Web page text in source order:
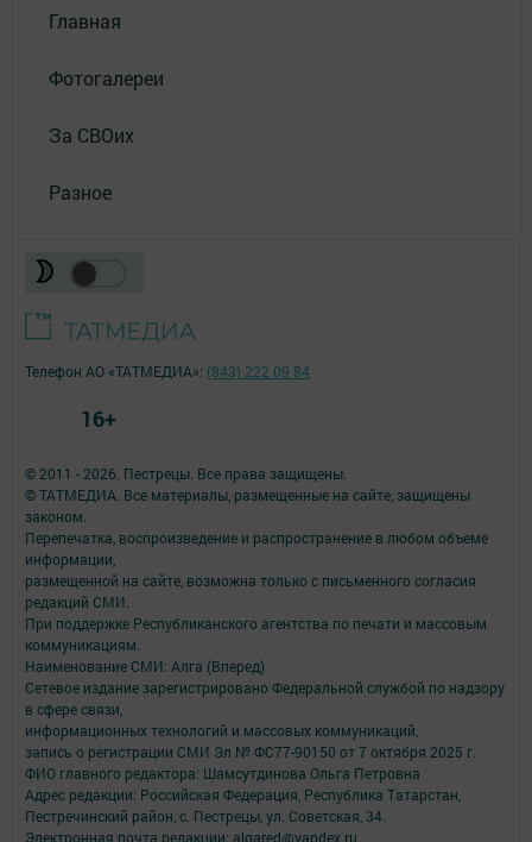
Главная
Фотогалереи
За СВОих
Разное
© 2011 - 2026. Пестрецы. Все права защищены.
© ТАТМЕДИА. Все материалы, размещенные на сайте, защищены
законом.
Перепечатка, воспроизведение и распространение в любом объеме
информации,
размещенной на сайте, возможна только с письменного согласия
редакций СМИ.
При поддержке Республиканского агентства по печати и массовым
коммуникациям.
Наименование СМИ: Алга (Вперед)
Сетевое издание зарегистрировано Федеральной службой по надзору
в сфере связи,
информационных технологий и массовых коммуникаций,
запись о регистрации СМИ Эл № ФС77-90150 от 7 октября 2025 г.
ФИО главного редактора: Шамсутдинова Ольга Петровна
Адрес редакции: Российская Федерация, Республика Татарстан,
Пестречинский район, с. Пестрецы, ул. Советская, 34.
Электронная почта редакции: algared@yandex.ru
Телефон АО «ТАТМЕДИА»: (843) 222 09 84
16+